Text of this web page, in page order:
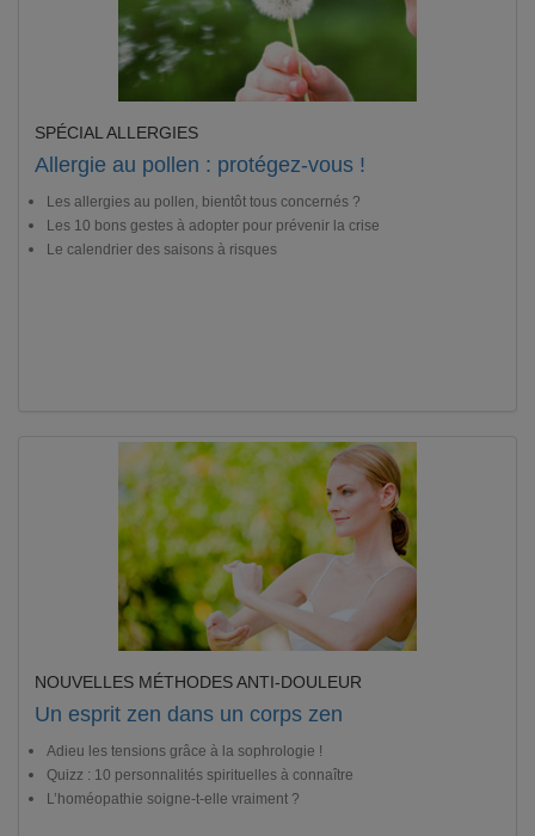
SPÉCIAL ALLERGIES
Allergie au pollen : protégez-vous !
Les allergies au pollen, bientôt tous concernés ?
Les 10 bons gestes à adopter pour prévenir la crise
Le calendrier des saisons à risques
NOUVELLES MÉTHODES ANTI-DOULEUR
Un esprit zen dans un corps zen
Adieu les tensions grâce à la sophrologie !
Quizz : 10 personnalités spirituelles à connaître
L’homéopathie soigne-t-elle vraiment ?